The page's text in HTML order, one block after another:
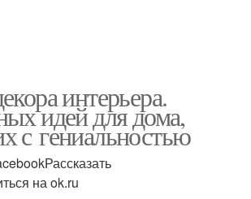
интерьера.
идей для дома,
с гениальностью
на ok.ru